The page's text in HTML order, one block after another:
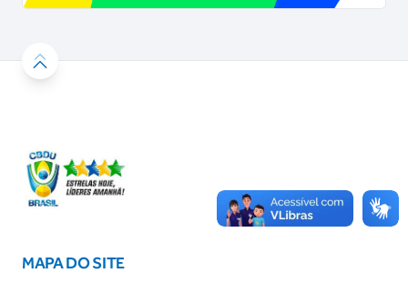
MAPA DO SITE